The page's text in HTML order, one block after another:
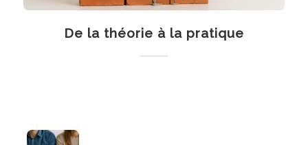
De la théorie à la pratique